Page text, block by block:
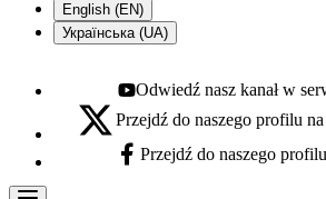
English (EN)
Українська (UA)
Youtube - otwiera się w nowej karcie
Odwiedź nasz kanał w
X - otwiera się w nowej karcie
Przejdź do naszego profilu
Facebook - otwiera się w nowej karcie
Przejdź do naszego